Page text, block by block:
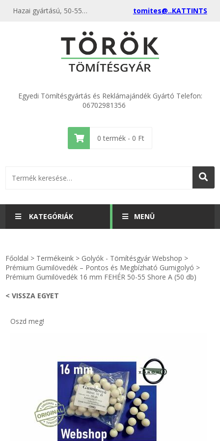
Hazai gyártású, 50-55 Shore A keménységű gumilövedékek elöltöltős és muzeális fegyverekhez, önvédelemre és gyakorlásra. 16mm-es méretben. tomites@..KATTINTS
Egyedi Tömítésgyártás és Reklámajándék Gyártó Telefon:
06702981356
0 termék - 0 Ft
KATEGÓRIÁK
KULCSTARTÓ - KULCSKARIKA
IPARI KARIMA TÖMÍTÉS
TÖMÍTŐ TÁBLA - SZIGETELŐ LEMEZ
GUMILEMEZ - FILC - HÓTOLÓ
TÖMÍTŐ ZSINÓR - RAGASZTÓ
MENÜ
videók
Egyedi gyártás
Hírek
Kapcsolat
ÁSZF
Főoldal > Termékeink > Golyók - Tömítésgyár Webshop >
Prémium Gumilövedék – Pontos és Megbízható Gumigolyó >
Prémium Gumilövedék 16 mm FEHÉR 50-55 Shore A (50 db)
< VISSZA EGYET
Oszd meg!